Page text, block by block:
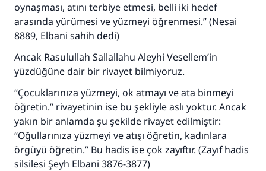
oynaşması, atını terbiye etmesi, belli iki hedef
arasında yürümesi ve yüzmeyi öğrenmesi.” (Nesai
8889, Elbani sahih dedi)
Ancak Rasulullah Sallallahu Aleyhi Vesellem’in
yüzdüğüne dair bir rivayet bilmiyoruz.
“Çocuklarınıza yüzmeyi, ok atmayı ve ata binmeyi
öğretin.” rivayetinin ise bu şekliyle aslı yoktur. Ancak
yakın bir anlamda şu şekilde rivayet edilmiştir:
“Oğullarınıza yüzmeyi ve atışı öğretin, kadınlara
örgüyü öğretin.” Bu hadis ise çok zayıftır. (Zayıf hadis
silsilesi Şeyh Elbani 3876-3877)